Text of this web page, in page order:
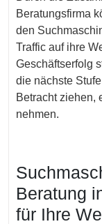
Beratungsfirma
den
Traffic auf ihre
Geschäftserfolg
die nächste
Betracht ziehen,
nehmen.
Beratung
für Ihre